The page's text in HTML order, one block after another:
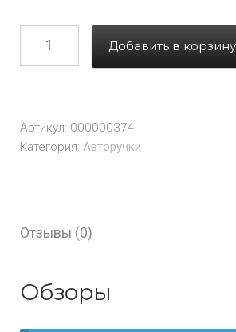
Добавить в корзину
Артикул: 000000374
Категория: Авторучки
Отзывы (0)
Обзоры